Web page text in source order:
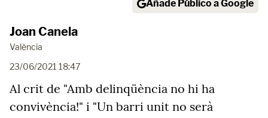
Añade Público a Google
Joan Canela
València
23/06/2021 18:47
Al crit de "Amb delinqüència no hi ha
convivència!" i "Un barri unit no serà